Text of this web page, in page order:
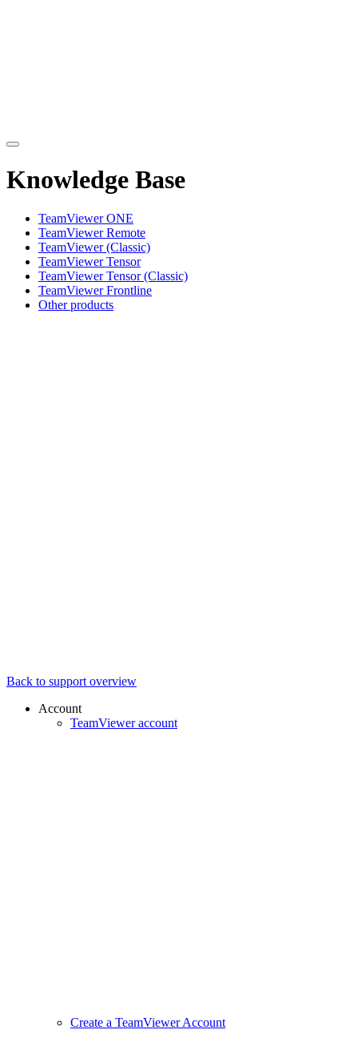
Knowledge Base
TeamViewer ONE
TeamViewer Remote
TeamViewer (Classic)
TeamViewer Tensor
TeamViewer Tensor (Classic)
TeamViewer Frontline
Other products
Back to support overview
Account
TeamViewer account
Create a TeamViewer Account